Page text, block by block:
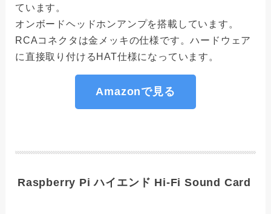
ています。
オンボードヘッドホンアンプを搭載しています。
RCAコネクタは金メッキの仕様です。ハードウェア
に直接取り付けるHAT仕様になっています。
Amazonで見る
Raspberry Pi ハイエンド Hi-Fi Sound Card